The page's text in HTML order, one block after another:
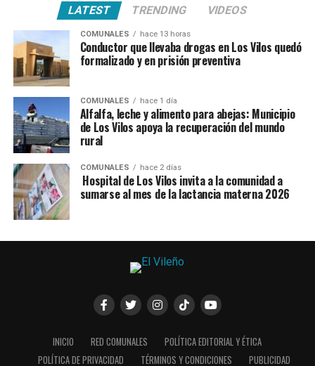
LATEST TRENDING VIDEOS
COMUNALES hace 13 horas
Conductor que llevaba drogas en Los Vilos quedó
formalizado y en prisión preventiva
COMUNALES hace 1 día
Alfalfa, leche y alimento para abejas: Municipio
de Los Vilos apoya la recuperación del mundo
rural
COMUNALES hace 2 días
Hospital de Los Vilos invita a la comunidad a
sumarse al mes de la lactancia materna 2026
INICIO RED COMUNALES
POLÍTICA EDITORIAL Y ÉTICA
POLÍTICA DE PRIVACIDAD
TÉRMINOS Y CONDICIONES PUBLICIDAD